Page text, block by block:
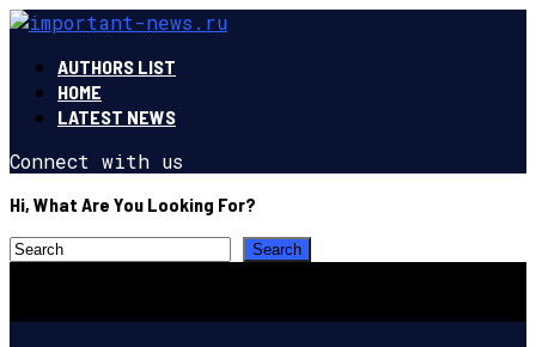
AUTHORS LIST
HOME
LATEST NEWS
Connect with us
Hi, What Are You Looking For?